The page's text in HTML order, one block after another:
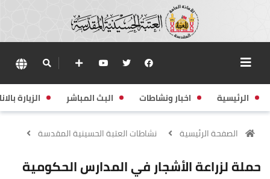
الرئيسية اخبار ونشاطات البث المباشر الزيارة
الصفحة الرئيسية نشاطات العتبة الحسينية المقدسة
حملة لزراعة الأشجار في المدارس الحكومية